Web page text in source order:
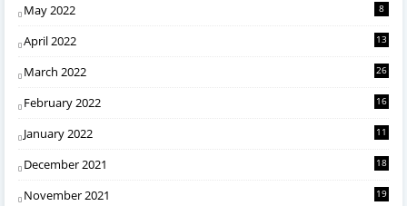
May 2022 8
April 2022 13
March 2022 26
February 2022 16
January 2022 11
December 2021 18
November 2021 19